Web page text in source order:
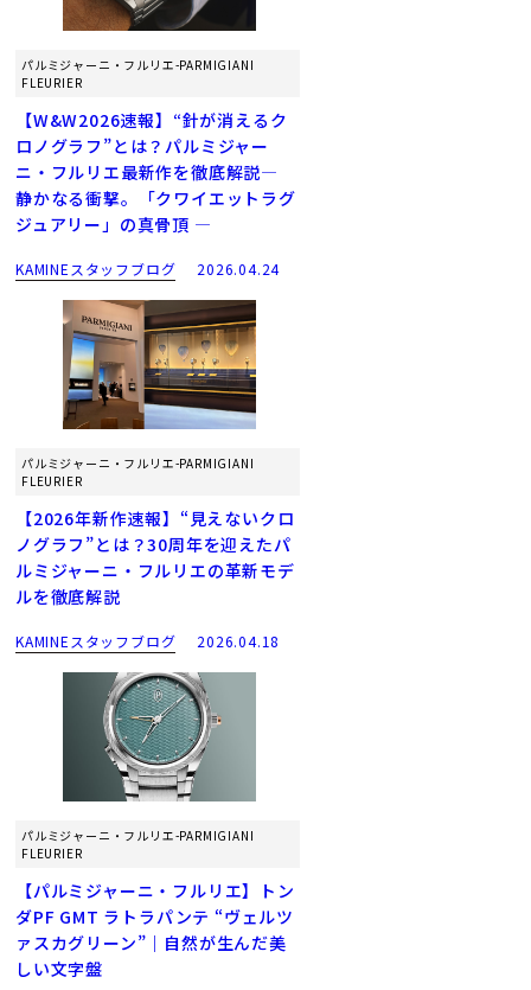
パルミジャーニ・フルリエ-PARMIGIANI
FLEURIER
【W&W2026速報】“針が消えるク
ロノグラフ”とは？パルミジャー
ニ・フルリエ最新作を徹底解説―
静かなる衝撃。「クワイエットラグ
ジュアリー」の真骨頂 ―
KAMINEスタッフブログ 2026.04.24
パルミジャーニ・フルリエ-PARMIGIANI
FLEURIER
【2026年新作速報】“見えないクロ
ノグラフ”とは？30周年を迎えたパ
ルミジャーニ・フルリエの革新モデ
ルを徹底解説
KAMINEスタッフブログ 2026.04.18
パルミジャーニ・フルリエ-PARMIGIANI
FLEURIER
【パルミジャーニ・フルリエ】トン
ダPF GMT ラトラパンテ “ヴェルツ
ァスカグリーン”｜自然が生んだ美
しい文字盤